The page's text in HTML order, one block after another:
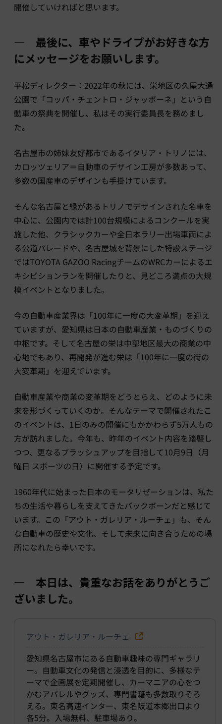
開催していければと思います。
― 最後に、車やドライブがお好きな方
にメッセージをお願いします。
平松ディレクター：2022年の秋には、栄地区の久屋大通
公園で「コッパ・チェントロ・ジャッポーネ」という自
動車の祭典を開催し、私はその実行委員長を務めまし
た。
名古屋市の姉妹友好都市であるイタリア・トリノには、
カロッツェリア＝自動車のデザイン工房が多数あって、
多数の国産車のデザインも手掛けています。
そんな名古屋と縁があるトリノでデザインされた名車を
中心に、公園内では計100台規模によるコンクールを実
施した他、クラシックカーや全日本ラリー出場車両によ
る公道パレードや、名古屋城を背景にした特設ステージ
ではTOYOTA GAZOO RacingチームのWRCカーによるエ
キシビションランを開催したりと、見どころ満点の大規
模イベントとなりました。
今の自動車産業界は「100年に一度の大変革期」を迎え
ていますが、愛知県は日本の自動車産業・ものづくりの
中枢です。そして名古屋の栄は中部地区最大の商業の中
心地でもあり、再開発が進む栄は「100年に一度の街の
大変革期」を迎えています。
自動車産業や商業の変革期をどうとらえ、どのように未
来を形づくっていくのか。そんなテーマで開催されたこ
のイベントは、1日のみの開催にもかかわらず5万人もの
方が訪れました。今年も、昨年のイベント内容を踏襲し
つつ、更なるブラッシュアップを目指して10月9日（月
曜日 スポーツの日）に開催する予定です。
1960年代に始まった日本のモータリゼーションは、私た
ちの生活や暮らしを支えてきたバックボーンだと感じて
います。この「アウト・ガレリア・ルーチェ」も、そん
な自動車の歴史や文化、そして未来に向き合うための場
所になれたら幸いです。
― 本日は、貴重なお話をありがとうご
ざいました。
アウト・ガレリア・ルーチェ
愛知県名古屋市にある自動車趣味の専門ギャラリ
ー。自動車文化の発信と浸透を目的に、多様なテ
ーマで企画展を定期開催し、カーマニアの心をつ
かむアパレルやグッズ、専門書籍も多数取りそろ
える。東名高速インター、東名阪道本郷出口より
各5分。入場無料、駐車場あり。